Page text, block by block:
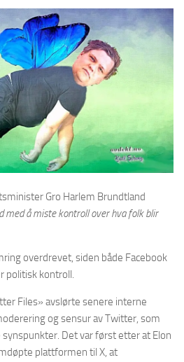
Gro Harlem Brundtland
med å miste kontroll over hva folk blir
overdrevet, siden både Facebook
politisk kontroll.
Files» avslørte senere interne
og sensur av Twitter, som
Det var først etter at Elon
plattformen til X, at